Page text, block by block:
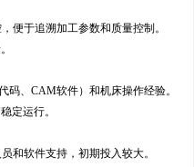
便于追溯加工参数和质量控制。
码、CAM软件）和机床操作经验。
定运行。
和软件支持，初期投入较大。